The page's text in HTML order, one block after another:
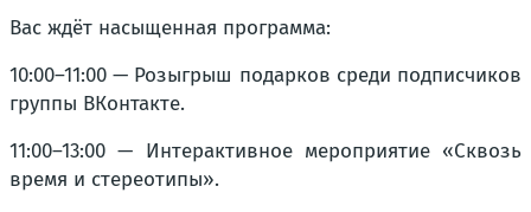
Вас ждёт насыщенная программа:
10:00–11:00 — Розыгрыш подарков среди подписчиков
группы ВКонтакте.
11:00–13:00 — Интерактивное мероприятие «Сквозь
время и стереотипы».